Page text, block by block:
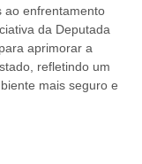
ao enfrentamento
da Deputada
aprimorar a
refletindo um
mais seguro e